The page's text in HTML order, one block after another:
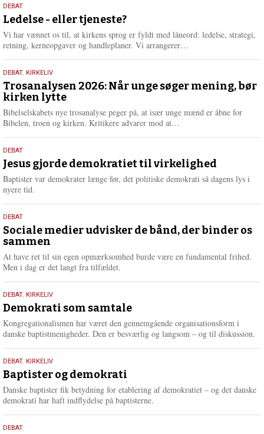
e
r
e
10.
juni
2026
DEBAT
Ledelse - eller tjeneste?
Vi har vænnet os til, at kirkens sprog er fyldt med låneord: ledelse, strategi,
retning, kerneopgaver og handleplaner. Vi arrangerer…
e
2.
juni
2026
DEBAT, KIRKELIV
Trosanalysen 2026: Når unge søger mening, bør
kirken lytte
Bibelselskabets nye trosanalyse peger på, at især unge mænd er åbne for
Bibelen, troen og kirken. Kritikere advarer mod at…
e
r
18.
maj
2026
DEBAT
Jesus gjorde demokratiet til virkelighed
Baptister var demokrater længe før, det politiske demokrati så dagens lys i
nyere tid.
18.
maj
2026
DEBAT
Sociale medier udvisker de bånd, der binder os
sammen
At have ret til sin egen opmærksomhed burde være en fundamental frihed.
Men i dag er det langt fra tilfældet.
18.
maj
2026
DEBAT, KIRKELIV
Demokrati som samtale
Kongregationalismen har været den gennemgående organisationsform i
danske baptistmenigheder. Den er besværlig og langsom – og til diskussion.
18.
maj
2026
DEBAT, KIRKELIV
Baptister og demokrati
Danske baptister fik betydning for etablering af demokratiet – og det danske
demokrati har haft indflydelse på baptisterne.
18.
DEBAT